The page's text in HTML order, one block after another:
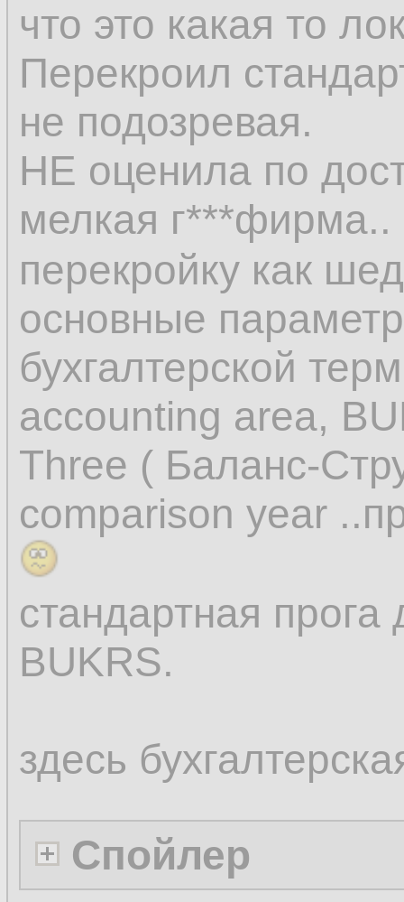
что это какая то
Перекроил
не подозревая.
НЕ оценила по
мелкая
перекройку как
основные
бухгалтерской
accounting area,
Three ( Баланс-
comparison year
стандартная прога
BUKRS.
здесь
Спойлер